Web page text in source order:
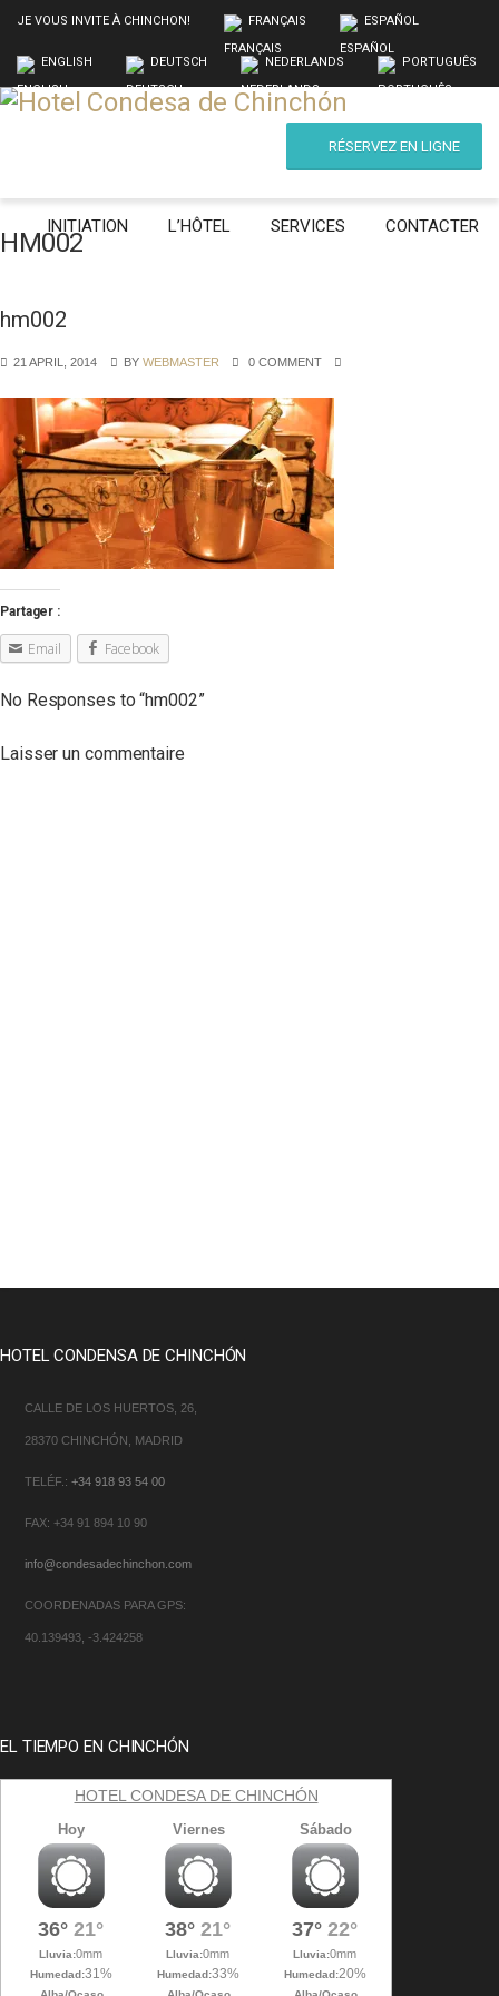
JE VOUS INVITE À CHINCHON! FRANÇAIS ESPAÑOL
ENGLISH DEUTSCH NEDERLANDS PORTUGUÊS
RÉSERVEZ EN LIGNE
INITIATION L’HÔTEL SERVICES CONTACTER
HM002
hm002
21 APRIL, 2014 BY WEBMASTER 0 COMMENT
Partager :
Email Facebook
No Responses to “hm002”
Laisser un commentaire
HOTEL CONDENSA DE CHINCHÓN
CALLE DE LOS HUERTOS, 26,
28370 CHINCHÓN, MADRID
TELÉF.: +34 918 93 54 00
FAX: +34 91 894 10 90
info@condesadechinchon.com
COORDENADAS PARA GPS:
40.139493, -3.424258
EL TIEMPO EN CHINCHÓN
HOTEL CONDESA DE CHINCHÓN